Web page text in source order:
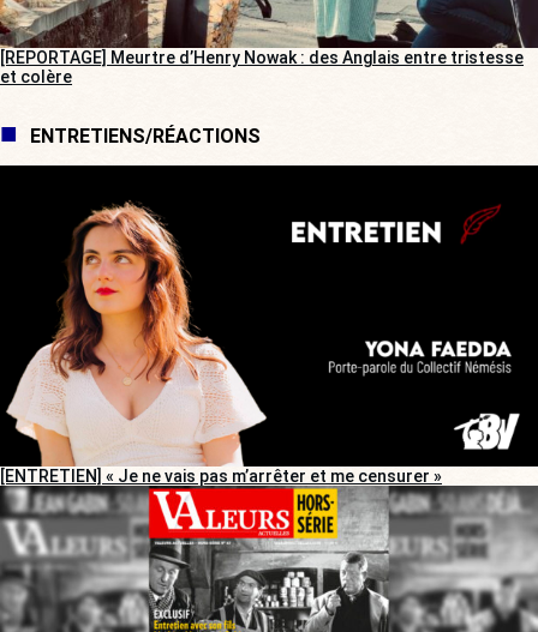
[REPORTAGE] Meurtre d’Henry Nowak : des Anglais entre tristesse
et colère
ENTRETIENS/RÉACTIONS
[ENTRETIEN] « Je ne vais pas m’arrêter et me censurer »